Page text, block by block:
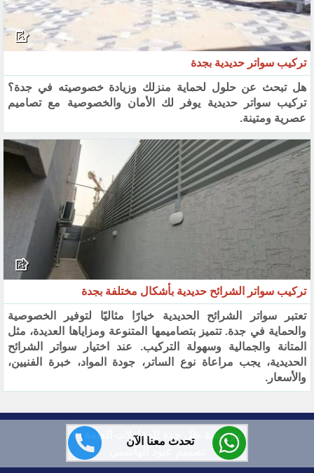
تحدث معنا الآن
تركيب سواتر حديدية بجدة
هل تبحث عن حلول لحماية منزلك وزيادة خصوصيته في جدة؟
تركيب سواتر حديدية يوفر لك الأمان والخصوصية مع تصاميم
عصرية ومتينة.
تركيب سواتر الشرائح حديدية بأشكال مختلفة بجدة
تعتبر سواتر الشرائح الحديدية خيارًا مثاليًا لتوفير الخصوصية
والحماية في جدة. تتميز بتصاميمها المتنوعة ومزاياها العديدة، مثل
المتانة والجمالية وسهولة التركيب. عند اختيار سواتر الشرائح
الحديدية، يجب مراعاة نوع الساتر، جودة المواد، خبرة الفنيين،
والأسعار.
مؤسسة ظل جدة للمقاولات العامة ©